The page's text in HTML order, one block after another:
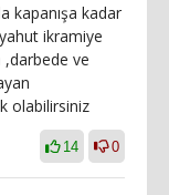
kapanışa kadar
ikramiye
,darbede ve
olabilirsiniz
14 0